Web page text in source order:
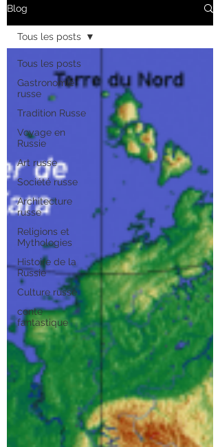
Blog
Tous les posts
Gastronomie
russe
Tradition Russe
Voyage en
Russie
Art russe
Société russe
Architecture
russe
Religions et
Mythologies
Histoire de la
Russie
Culture russe
conte
fantastique
Tous les posts